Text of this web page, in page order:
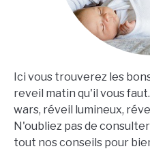
Ici vous trouverez les
reveil matin qu'il vous
wars, réveil lumineux,
N'oubliez pas de
tout nos conseils pour